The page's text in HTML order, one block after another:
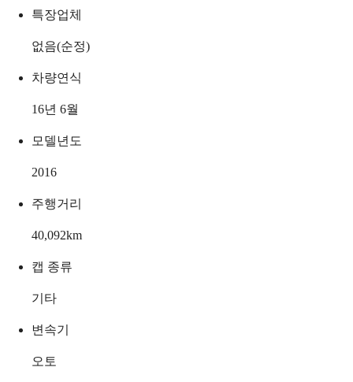
특장업체
없음(순정)
차량연식
16년 6월
모델년도
2016
주행거리
40,092km
캡 종류
기타
변속기
오토